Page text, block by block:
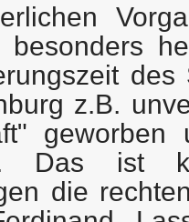
besonders
z.B.
Das
die